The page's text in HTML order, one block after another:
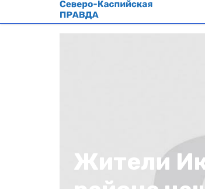
Жители